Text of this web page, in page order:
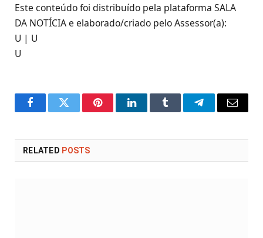
Este conteúdo foi distribuído pela plataforma SALA
DA NOTÍCIA e elaborado/criado pelo Assessor(a):
U | U
U
FacebookTwitter PinterestLinkedInTumblr TelegramEmail
RELATED POSTS